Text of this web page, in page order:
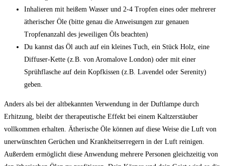
Inhalieren mit heißem Wasser und 2-4 Tropfen eines oder mehrerer
ätherischer Öle (bitte genau die Anweisungen zur genauen
Tropfenanzahl des jeweiligen Öls beachten)
Du kannst das Öl auch auf ein kleines Tuch, ein Stück Holz, eine
Diffuser-Kette (z.B. von Aromalove London) oder mit einer
Sprühflasche auf dein Kopfkissen (z.B. Lavendel oder Serenity)
geben.
Anders als bei der altbekannten Verwendung in der Duftlampe durch
Erhitzung, bleibt der therapeutische Effekt bei einem Kaltzerstäuber
vollkommen erhalten. Ätherische Öle können auf diese Weise die Luft von
unerwünschten Gerüchen und Krankheitserregern in der Luft reinigen.
Außerdem ermöglicht diese Anwendung mehrere Personen gleichzeitig von